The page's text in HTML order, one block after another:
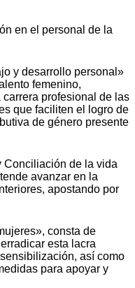
en el personal de la
y desarrollo personal»
femenino,
profesional de las
que faciliten el logro de
de género presente
Conciliación de la vida
avanzar en la
apostando por
consta de
esta lacra
así como
para apoyar y